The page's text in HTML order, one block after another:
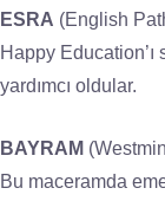
ESRA (English
Happy
yardımcı oldular.
BAYRAM
Bu maceramda